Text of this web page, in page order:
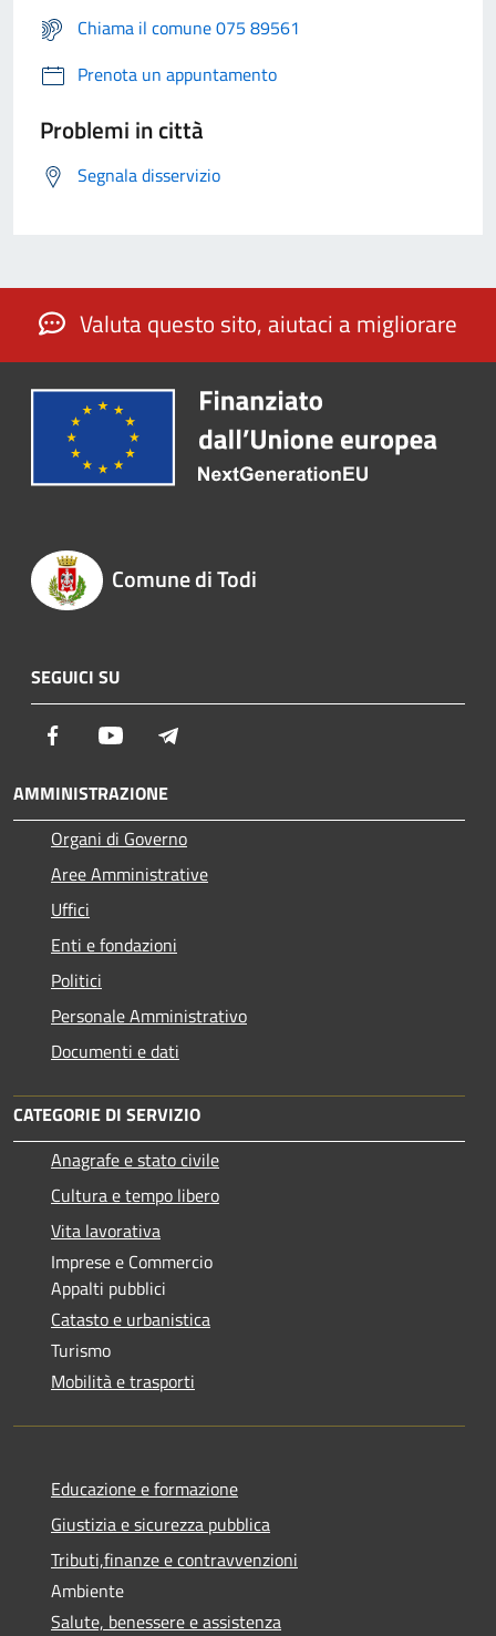
Chiama il comune 075 89561
Prenota un appuntamento
Problemi in città
Segnala disservizio
Valuta questo sito, aiutaci a migliorare
Comune di Todi
SEGUICI SU
Facebook Youtube
AMMINISTRAZIONE
Organi di Governo
Aree Amministrative
Uffici
Enti e fondazioni
Politici
Personale Amministrativo
Documenti e dati
CATEGORIE DI SERVIZIO
Anagrafe e stato civile
Cultura e tempo libero
Vita lavorativa
Imprese e Commercio
Appalti pubblici
Catasto e urbanistica
Turismo
Mobilità e trasporti
Educazione e formazione
Giustizia e sicurezza pubblica
Tributi,finanze e contravvenzioni
Ambiente
Salute, benessere e assistenza